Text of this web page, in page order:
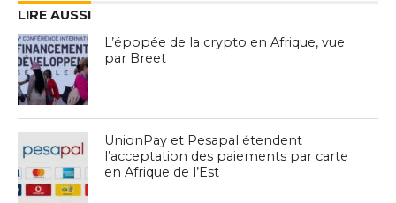
LIRE AUSSI
L’épopée de la crypto en Afrique, vue
par Breet
UnionPay et Pesapal étendent
l’acceptation des paiements par carte
en Afrique de l’Est